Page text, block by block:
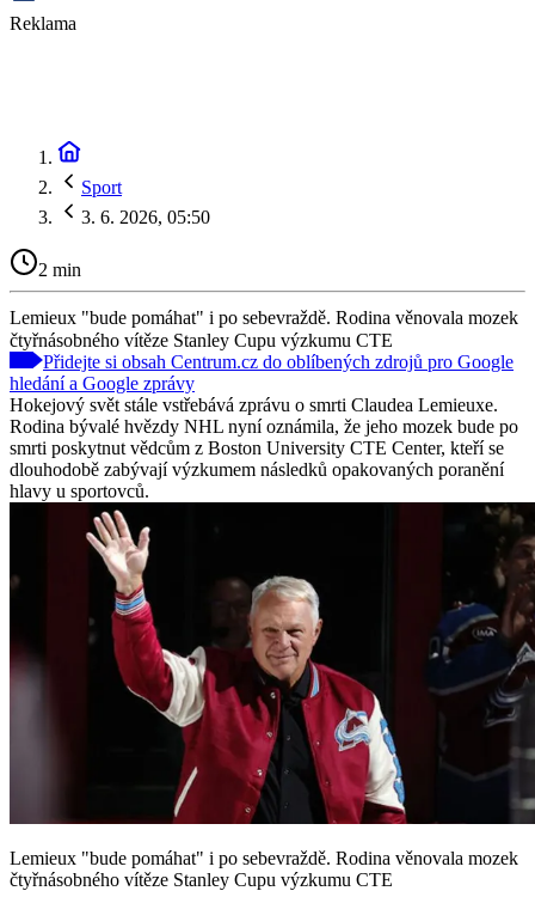
Reklama
Sport
3. 6. 2026, 05:50
2 min
Lemieux "bude pomáhat" i po sebevraždě. Rodina věnovala mozek
čtyřnásobného vítěze Stanley Cupu výzkumu CTE
Přidejte si obsah Centrum.cz do oblíbených zdrojů pro Google
hledání a Google zprávy
Hokejový svět stále vstřebává zprávu o smrti Claudea Lemieuxe.
Rodina bývalé hvězdy NHL nyní oznámila, že jeho mozek bude po
smrti poskytnut vědcům z Boston University CTE Center, kteří se
dlouhodobě zabývají výzkumem následků opakovaných poranění
hlavy u sportovců.
Lemieux "bude pomáhat" i po sebevraždě. Rodina věnovala mozek
čtyřnásobného vítěze Stanley Cupu výzkumu CTE